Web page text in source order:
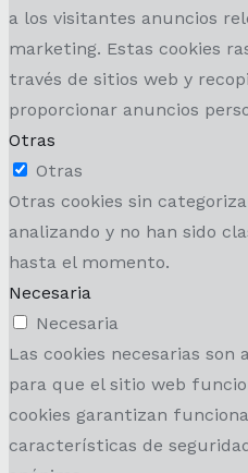
a los visitantes anuncios
marketing. Estas cookies
través de sitios web y
proporcionar anuncios
Otras
Otras
Otras cookies sin
analizando y no han sido
hasta el momento.
Necesaria
Necesaria
Las cookies necesarias
para que el sitio web
cookies garantizan
características de